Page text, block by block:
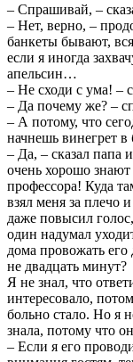
– Спрашивай, –
– Нет, верно, –
банкеты бывают,
если я иногда
апельсин…
– Не сходи с ума! –
– Да почему же? –
– А потому, что
начнешь винегрет в
– Да, – сказал папа
очень хорошо
профессора! Куда
взял меня за плечо
даже повысил
один надумал
дома провожать его
не двадцать минут?
Я не знал, что
интересовало,
больно стало. Но я
знала, потому что
– Если я его